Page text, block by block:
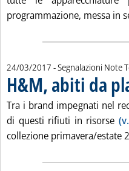
programmazione, messa in
24/03/2017 - Segnalazioni Note
H&M, abiti da
Tra i brand impegnati nel
di questi rifiuti in risorse
collezione primavera/estate